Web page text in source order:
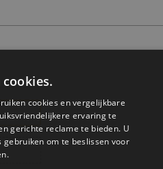
cookies en vergelijkbare
ervaring te
gerichte reclame te bieden. U
om te beslissen voor